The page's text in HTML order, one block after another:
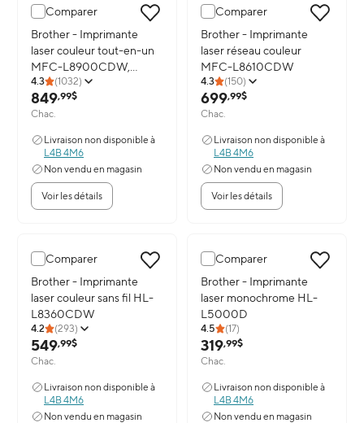
Comparer
Image du produit: Brother - Imprimante laser couleur tout-en-un
Brother - Imprimante
laser couleur tout-en-un
MFC-L8900CDW,
compatible avec appareils
mobiles
4.3 (1032)
849,99$
Chac.
Livraison non disponible à
L4B 4M6
Non vendu en magasin
Voir les détails
Comparer
Image du produit: Brother -
Brother - Imprimante
laser réseau couleur
MFC-L8610CDW
4.3 (150)
699,99$
Chac.
Livraison non disponible à
L4B 4M6
Non vendu en magasin
Voir les détails
Comparer
Image du produit: Brother - Imprimante laser couleur sans fil HL-
Brother - Imprimante
laser couleur sans fil HL-
L8360CDW
4.2 (293)
549,99$
Chac.
Livraison non disponible à
L4B 4M6
Non vendu en magasin
Comparer
Image du produit: Brother -
Brother - Imprimante
laser monochrome HL-
L5000D
4.5 (17)
319,99$
Chac.
Livraison non disponible à
L4B 4M6
Non vendu en magasin